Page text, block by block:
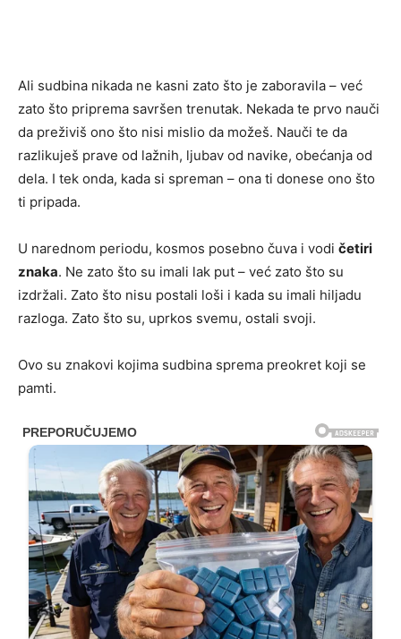
Ali sudbina nikada ne kasni zato što je zaboravila – već
zato što priprema savršen trenutak. Nekada te prvo nauči
da preživiš ono što nisi mislio da možeš. Nauči te da
razlikuješ prave od lažnih, ljubav od navike, obećanja od
dela. I tek onda, kada si spreman – ona ti donese ono što
ti pripada.
U narednom periodu, kosmos posebno čuva i vodi četiri
znaka. Ne zato što su imali lak put – već zato što su
izdržali. Zato što nisu postali loši i kada su imali hiljadu
razloga. Zato što su, uprkos svemu, ostali svoji.
Ovo su znakovi kojima sudbina sprema preokret koji se
pamti.